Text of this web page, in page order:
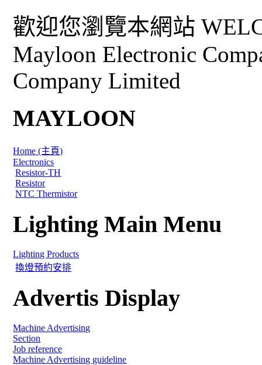
歡迎您瀏覽本網站
Mayloon Electronic
Company Limited
MAYLOON
Home (主頁)
Electronics
Resistor-TH
Resistor
NTC Thermistor
Lighting Main Menu
Lighting Products
換燈預約安排
Advertis Display
Machine Advertising
Section
Job reference
Machine Advertising guideline